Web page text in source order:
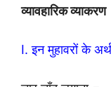
व्यावहारिक व्याकरण
I. इन मुहावरों के